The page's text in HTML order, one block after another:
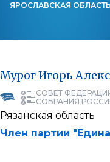
ЯРОСЛАВСКАЯ ОБЛАСТЬ
МурогИгорь
СОВЕТ
СОБРАНИЯ
Рязанская область
Член партии